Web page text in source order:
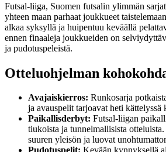
Futsal-liiga, Suomen futsalin ylimmän
yhteen maan parhaat joukkueet
alkaa syksyllä ja huipentuu keväällä
ennen finaaleja joukkueiden on
ja pudotuspeleistä.
Otteluohjelman
Avajaiskierros: Runkosarja
ja avauspelit tarjoavat heti kättelyssä
Paikallisderbyt: Futsal-liigan
tiukoista ja tunnelmallisista
suuren yleisön ja luovat